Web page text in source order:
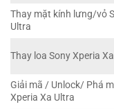
Thay mặt kính lưng/vỏ
Ultra
Thay loa Sony Xperia
Giải mã / Unlock/ Phá
Xperia Xa Ultra